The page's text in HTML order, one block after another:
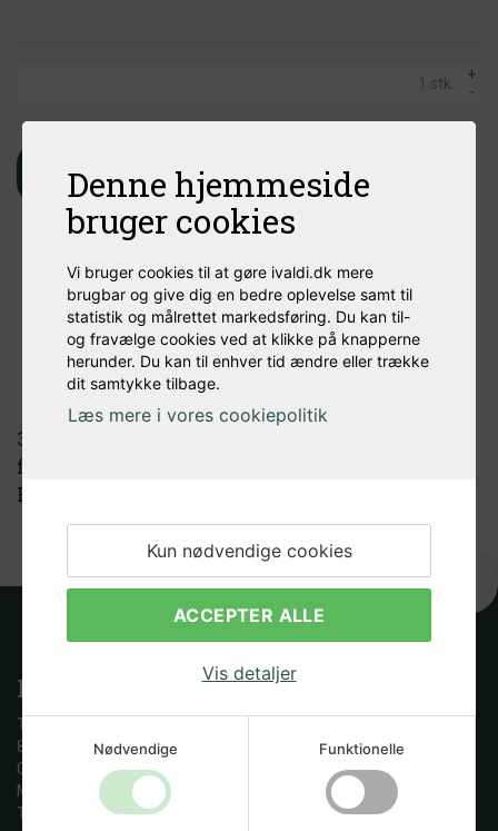
Denne hjemmeside
bruger cookies
Vi bruger cookies til at gøre ivaldi.dk mere
brugbar og give dig en bedre oplevelse samt til
statistik og målrettet markedsføring. Du kan til-
og fravælge cookies ved at klikke på knapperne
herunder. Du kan til enhver tid ændre eller trække
dit samtykke tilbage.
Læs mere i vores cookiepolitik
Kun nødvendige cookies
ACCEPTER ALLE
Vis detaljer
Nødvendige Funktionelle
+
-
Læg i kurv
Produktbeskrivelse
3" tri-clamp og passer til enhver 3" tri-clamp
forbindelse. Tri-clamp standard.
Rustfrit stål.
Kontakt os
Tandskovvej 23
8600 Silkeborg
CVR: 29597731
Mail: info@hjemmebryggeren.dk
Telefon: +45 53 88 04 93